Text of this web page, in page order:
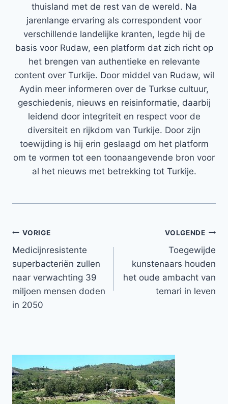
thuisland met de rest van de wereld. Na
jarenlange ervaring als correspondent voor
verschillende landelijke kranten, legde hij de
basis voor Rudaw, een platform dat zich richt op
het brengen van authentieke en relevante
content over Turkije. Door middel van Rudaw, wil
Aydin meer informeren over de Turkse cultuur,
geschiedenis, nieuws en reisinformatie, daarbij
leidend door integriteit en respect voor de
diversiteit en rijkdom van Turkije. Door zijn
toewijding is hij erin geslaagd om het platform
om te vormen tot een toonaangevende bron voor
al het nieuws met betrekking tot Turkije.
Bericht
navigatie
VORIGE
Medicijnresistente
superbacteriën zullen
naar verwachting 39
miljoen mensen doden
in 2050
VOLGENDE
Toegewijde
kunstenaars houden
het oude ambacht van
temari in leven